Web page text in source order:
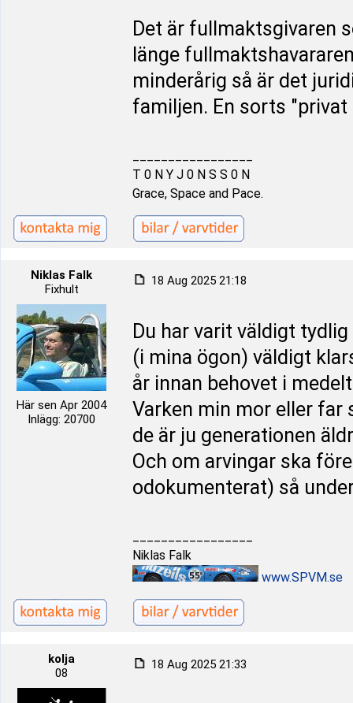
Det är fullmaktsgivaren
länge
minderårig så är det
familjen. En sorts "privat
T 0 N Y J 0 N S S 0 N
Grace, Space and Pace.
Niklas Falk
Fixhult
Här sen Apr 2004
Inlägg: 20700
18 Aug 2025 21:18
Du har varit väldigt
(i mina ögon) väldigt
år innan behovet i
Varken min mor eller far
de är ju generationen
Och om arvingar ska
odokumenterat) så
Niklas Falk
www.SPVM.se
kolja
08
18 Aug 2025 21:33